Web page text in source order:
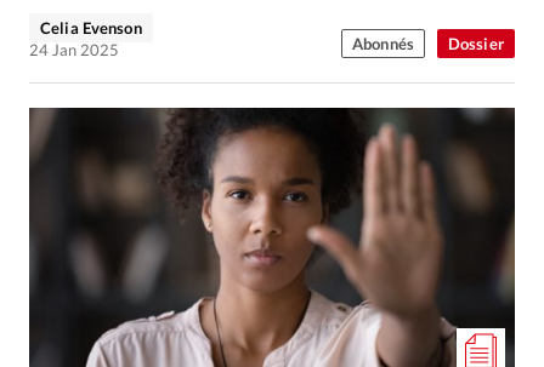
Dossier
Celia Evenson
24 Jan 2025
Abonnés